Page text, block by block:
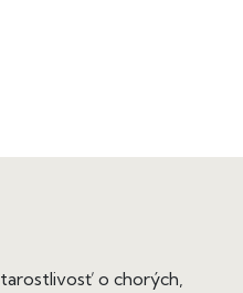
o chorých,